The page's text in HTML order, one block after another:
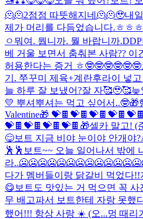
🫠🫠2점점 따뜻해지네🫠🫠🥹내
제가 머리를 다듬었습니다.ㅎㅎ
ㅇ뭐여. 뭡니까. 뭘 바랍니까.
베 거울 보면서 춤춰본 사람?? 이
허용한다는 증거 ㅎ🤓🤓🤓🤓🤓🤓
기. 쭈꾸미 제육+계란후라이 넣
늘 하루 잘 보냈어?잘 자🥰🥹🥰늦
💛 뿌셔뿌셔는 먹고 싶어서..🤓🎁
Valentine🎁
💝🍫💝🍫💝🍫💝🍫 🎁셀카 말고! (
😋보트 지금 비야 눈이야 안개야?
🕺🕺 보트~~ 오늘 일어나서 밖에
라
다가 멤버들이랑 닭갈비 먹었다
😋보트도 맛있는 거 먹으면 꼭
무 배고파서 보트한테 자랑 못했
했어!!! 항상 사랑 ☀️ (오...멍 때리